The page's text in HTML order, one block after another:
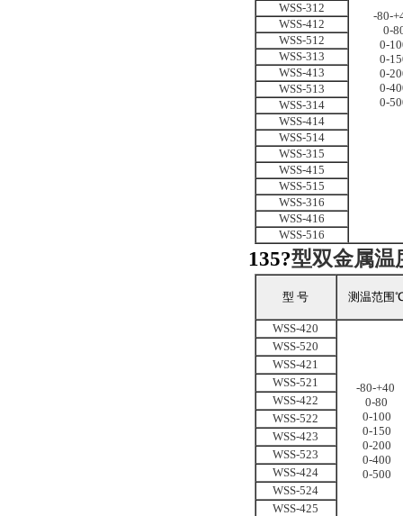
-80-
0-
0-
0-
0-
0-
0-
WSS-312
WSS-412
WSS-512
WSS-313
WSS-413
WSS-513
WSS-314
WSS-414
WSS-514
WSS-315
WSS-415
WSS-515
WSS-316
WSS-416
WSS-516
135?型双金属温
型 号 测温范围
WSS-420
-80-+40
0-80
0-100
0-150
0-200
0-400
0-500
WSS-520
WSS-421
WSS-521
WSS-422
WSS-522
WSS-423
WSS-523
WSS-424
WSS-524
WSS-425